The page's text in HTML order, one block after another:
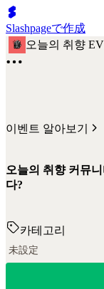
Slashpageで作成
오늘의 취향
이벤트 알아보기
오늘의 취향 커뮤
다?
카테고리
未設定